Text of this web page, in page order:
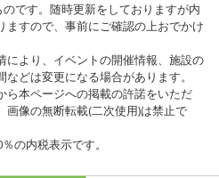
です。随時更新をしておりますが内
ますので、事前にご確認の上おでかけ
より、イベントの開催情報、施設の
どは変更になる場合があります。
本ページへの掲載の許諾をいただ
画像の無断転載(二次使用)は禁止で
の内税表示です。